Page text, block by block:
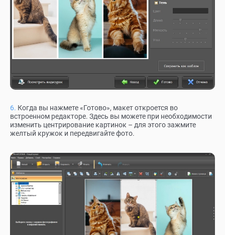
Когда вы нажмете «Готово», макет откроется во
встроенном редакторе. Здесь вы можете при необходимости
изменить центрирование картинок – для этого зажмите
желтый кружок и передвигайте фото.